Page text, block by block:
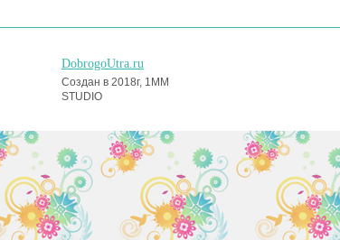
DobrogoUtra.ru
Создан в 2018г, 1MM
STUDIO